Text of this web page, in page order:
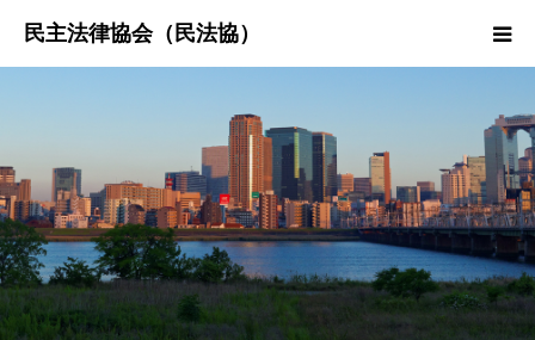
民法協とは
民主法律時報
決議・声明・意見書